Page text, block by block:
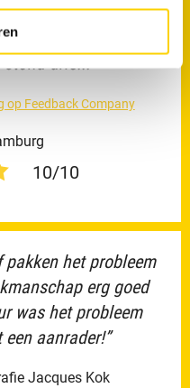
wensen. Een
aangepakt en in
drie...”
op Feedback Company
10/10
pakken het probleem
erg goed
was het probleem
aanrader!”
Jacques Kok